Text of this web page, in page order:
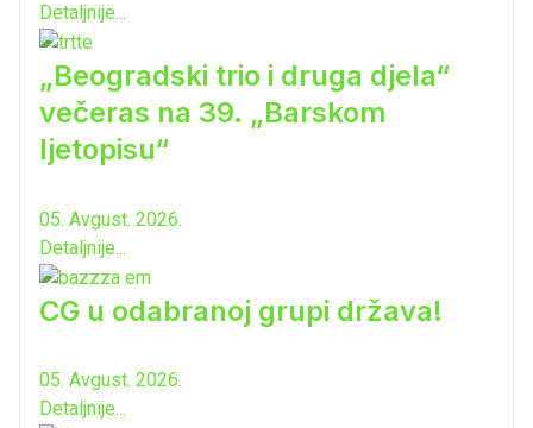
Detaljnije...
„Beogradski trio i druga djela“
večeras na 39. „Barskom
ljetopisu“
05. Avgust. 2026.
Detaljnije...
CG u odabranoj grupi država!
05. Avgust. 2026.
Detaljnije...